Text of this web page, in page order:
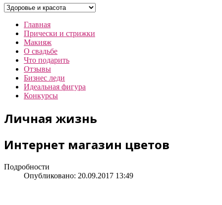
Главная
Прически и стрижки
Макияж
О свадьбе
Что подарить
Отзывы
Бизнес леди
Идеальная фигура
Конкурсы
Личная жизнь
Интернет магазин цветов
Подробности
Опубликовано: 20.09.2017 13:49